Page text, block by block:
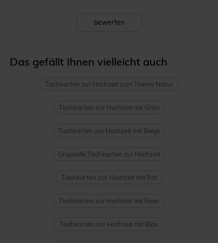
bewerten
Das gefällt Ihnen vielleicht auch
Tischkarten zur Hochzeit zum Thema Natur
Tischkarten zur Hochzeit mit Grün
Tischkarten zur Hochzeit mit Beige
Originelle Tischkarten zur Hochzeit
Tischkarten zur Hochzeit mit Rot
Tischkarten zur Hochzeit mit Rosa
Tischkarten zur Hochzeit mit Blau